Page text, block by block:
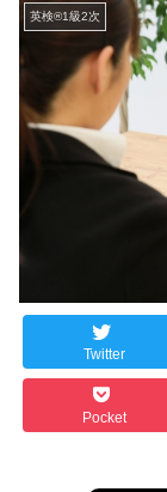
英検®1級2次
Twitter
Pocket